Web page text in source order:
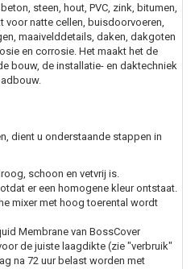
steen, hout, PVC, zink, bitumen,
natte cellen, buisdoorvoeren,
maaivelddetails, daken, dakgoten
en corrosie. Het maakt het de
bouw, de installatie- en daktechniek
dient u onderstaande stappen in
schoon en vetvrij is.
er een homogene kleur ontstaat.
mixer met hoog toerental wordt
Membrane van BossCover
de juiste laagdikte (zie "verbruik"
na 72 uur belast worden met